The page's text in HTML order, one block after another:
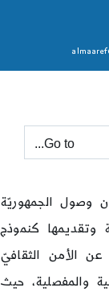
Go to...
وصول الجمهوريّة
وتقديمها كنموذج
الأمن الثقافيّ
والمفصلية، حيث